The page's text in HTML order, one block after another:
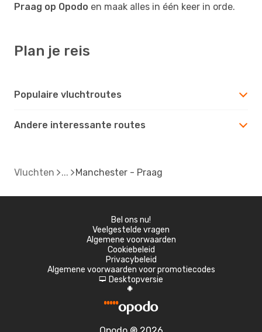
Praag op Opodo en maak alles in één keer in orde.
Plan je reis
Populaire vluchtroutes
Andere interessante routes
Vluchten Manchester - Praag
Bel ons nu!
Veelgestelde vragen
Algemene voorwaarden
Cookiebeleid
Privacybeleid
Algemene voorwaarden voor promotiecodes
d Desktopversie
A